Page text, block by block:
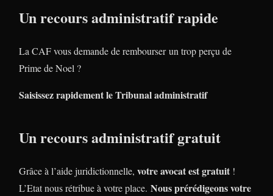
Un recours administratif rapide
La CAF vous demande de rembourser un trop perçu de
Prime de Noel ?
Saisissez rapidement le Tribunal administratif
Un recours administratif gratuit
Grâce à l’aide juridictionnelle, votre avocat est gratuit !
L’Etat nous rétribue à votre place. Nous prérédigeons votre